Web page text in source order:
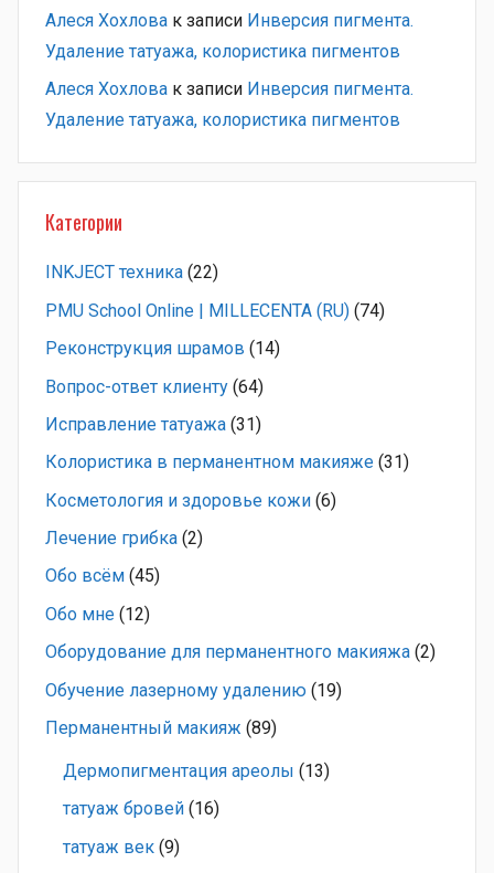
Алеся Хохлова к записи Инверсия пигмента.
Удаление татуажа, колористика пигментов
Алеся Хохлова к записи Инверсия пигмента.
Удаление татуажа, колористика пигментов
Категории
INKJECT техника (22)
PMU School Online | MILLECENTA (RU) (74)
Pеконструкция шрамов (14)
Вопрос-ответ клиенту (64)
Исправление татуажа (31)
Колористика в перманентном макияже (31)
Косметология и здоровье кожи (6)
Лечение грибка (2)
Обо всём (45)
Обо мне (12)
Оборудование для перманентного макияжа (2)
Обучение лазерному удалению (19)
Перманентный макияж (89)
Дермопигментация ареолы (13)
татуаж бровей (16)
татуаж век (9)